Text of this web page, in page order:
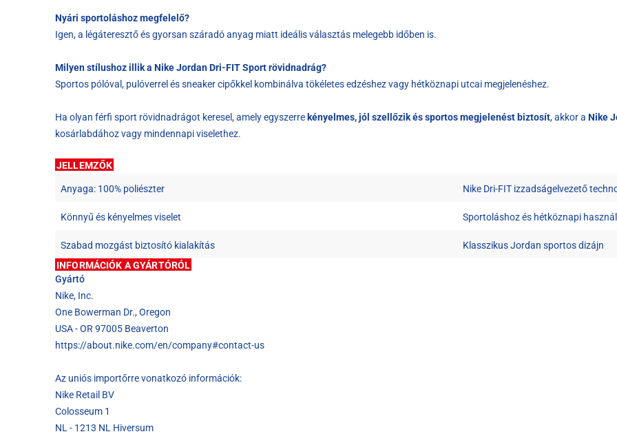
Nyári sportoláshoz megfelelő?
Igen, a légáteresztő és gyorsan száradó anyag miatt ideális választás melegebb időben is.
Milyen stílushoz illik a Nike Jordan Dri-FIT Sport rövidnadrág?
Sportos pólóval, pulóverrel és sneaker cipőkkel kombinálva tökéletes edzéshez vagy hétköznapi utcai megjelenéshez.
Ha olyan férfi sport rövidnadrágot keresel, amely egyszerre kényelmes, jól szellőzik és sportos megjelenést biztosít, akkor a Nike
kosárlabdához vagy mindennapi viselethez.
JELLEMZŐK
Anyaga: 100% poliészter Nike Dri-FIT izzadságelvezető
Könnyű és kényelmes viselet Sportoláshoz és hétköznapi
Szabad mozgást biztosító kialakítás
Klasszikus Jordan sportos dizájn
INFORMÁCIÓK A GYÁRTÓRÓL
Gyártó
Nike, Inc.
One Bowerman Dr., Oregon
USA - OR 97005 Beaverton
https://about.nike.com/en/company#contact-us
Az uniós importőrre vonatkozó információk:
Nike Retail BV
Colosseum 1
NL - 1213 NL Hiversum